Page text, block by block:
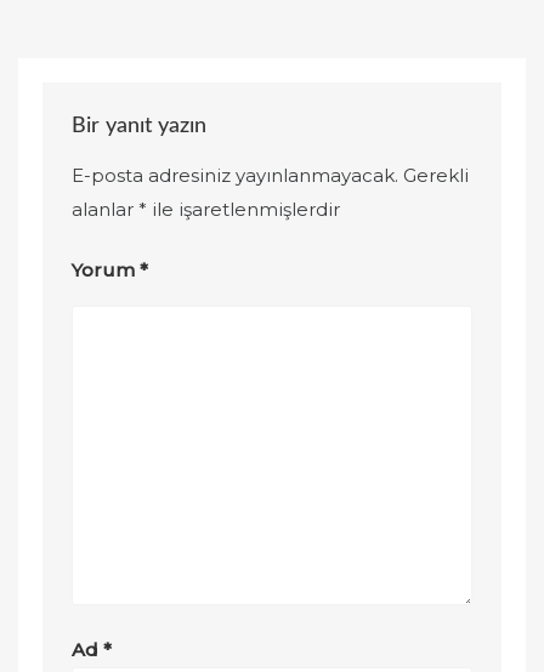
Bir yanıt yazın
E-posta adresiniz yayınlanmayacak. Gerekli
alanlar* ile işaretlenmişlerdir
Yorum*
Ad*